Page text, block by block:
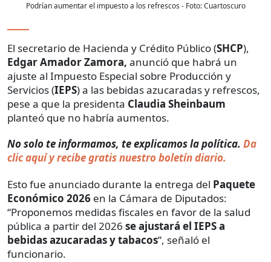
Podrían aumentar el impuesto a los refrescos - Foto:Cuartoscuro
El secretario de Hacienda y Crédito Público (SHCP),
Edgar Amador Zamora, anunció que habrá un
ajuste al Impuesto Especial sobre Producción y
Servicios (IEPS) a las bebidas azucaradas y refrescos,
pese a que la presidenta Claudia Sheinbaum
planteó que no habría aumentos.
No solo te informamos, te explicamos la política. Da
clic aquí y recibe gratis nuestro boletín diario.
Esto fue anunciado durante la entrega del Paquete
Económico 2026 en la Cámara de Diputados:
“Proponemos medidas fiscales en favor de la salud
pública a partir del 2026 se ajustará el IEPS a
bebidas azucaradas y tabacos”, señaló el
funcionario.